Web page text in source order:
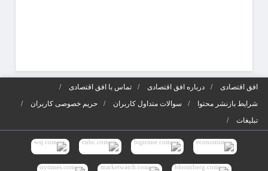
افق اقتصادی درباره افق اقتصادی
تماس با افق اقتصادی
شرایط بازنشر محتوا
سوالات متداول کاربران
حریم خصوصی کاربران
تبلیغات